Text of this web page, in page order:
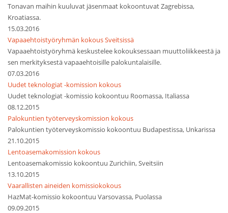
Tonavan maihin kuuluvat jäsenmaat kokoontuvat Zagrebissa,
Kroatiassa.
15.03.2016
Vapaaehtoistyöryhmän kokous Sveitsissä
Vapaaehtoistyöryhmä keskustelee kokouksessaan muuttoliikkeestä ja
sen merkityksestä vapaaehtoisille palokuntalaisille.
07.03.2016
Uudet teknologiat -komission kokous
Uudet teknologiat -komissio kokoontuu Roomassa, Italiassa
08.12.2015
Palokuntien työterveyskomission kokous
Palokuntien työterveyskomissio kokoontuu Budapestissa, Unkarissa
21.10.2015
Lentoasemakomission kokous
Lentoasemakomissio kokoontuu Zurichiin, Sveitsiin
13.10.2015
Vaarallisten aineiden komissiokokous
HazMat-komissio kokoontuu Varsovassa, Puolassa
09.09.2015